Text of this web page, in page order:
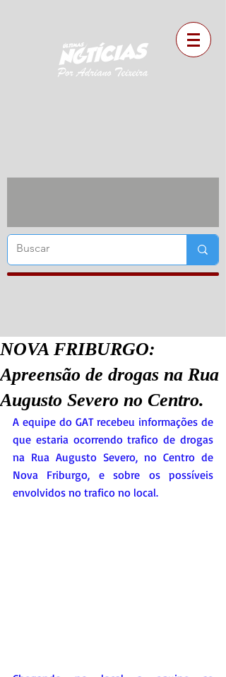
NOVA FRIBURGO:
Apreensão de drogas na Rua
Augusto Severo no Centro.
A equipe do GAT recebeu informações de
que estaria ocorrendo trafico de drogas
na Rua Augusto Severo, no Centro de
Nova Friburgo, e sobre os possíveis
envolvidos no trafico no local.